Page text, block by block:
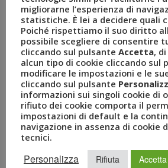
migliorarne l’esperienza di
statistiche. È lei a decidere quali
Poiché rispettiamo il suo diritto
possibile scegliere di consentire
cliccando sul pulsante Accetta,
alcun tipo di cookie cliccando sul
modificare le impostazioni e le
cliccando sul pulsante
informazioni sui singoli cookie di
rifiuto dei cookie comporta il
impostazioni di default e la
navigazione in assenza di cookie
tecnici.
Personalizza Rifiuta Accetta